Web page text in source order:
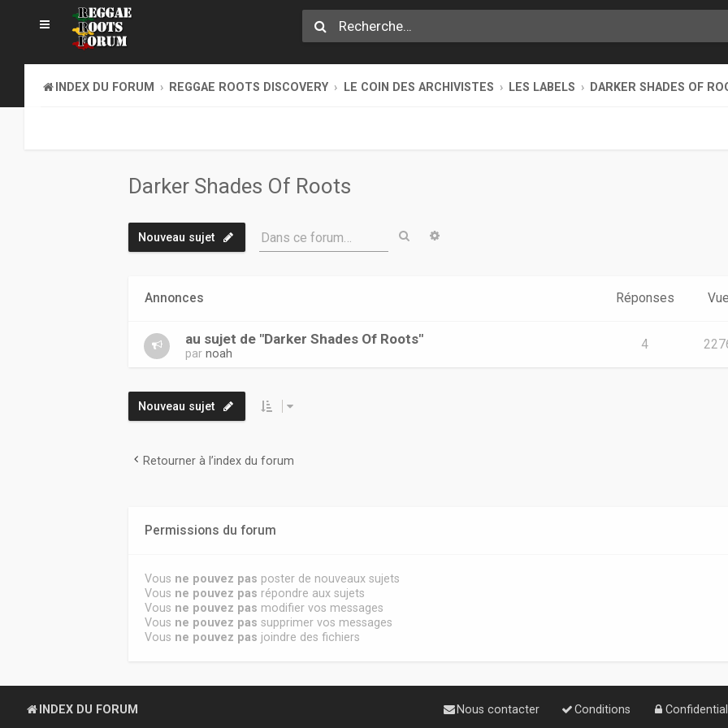
INDEX DU FORUM REGGAE ROOTS DISCOVERY LE COIN DES ARCHIVISTES LES LABELS DARKER SHADES OF
Darker Shades Of Roots
Nouveau sujet Dans ce forum… Rechercher
Annonces Réponses
au sujet de "Darker Shades Of Roots"
parnoah
4
Nouveau sujet
Retourner à l’index du forum
Permissions du forum
Vous ne pouvez pas poster de nouveaux sujets
Vous ne pouvez pas répondre aux sujets
Vous ne pouvez pas modifier vos messages
Vous ne pouvez pas supprimer vos messages
Vous ne pouvez pas joindre des fichiers
INDEX DU FORUM Conditions
Nous contacter